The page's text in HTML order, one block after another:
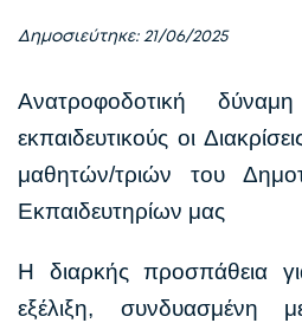
Δημοσιεύτηκε: 21/06/2025
Ανατροφοδοτική
εκπαιδευτικούς οι
μαθητών/τριών του
Εκπαιδευτηρίων μας
Η διαρκής προσπάθεια
εξέλιξη, συνδυασμένη